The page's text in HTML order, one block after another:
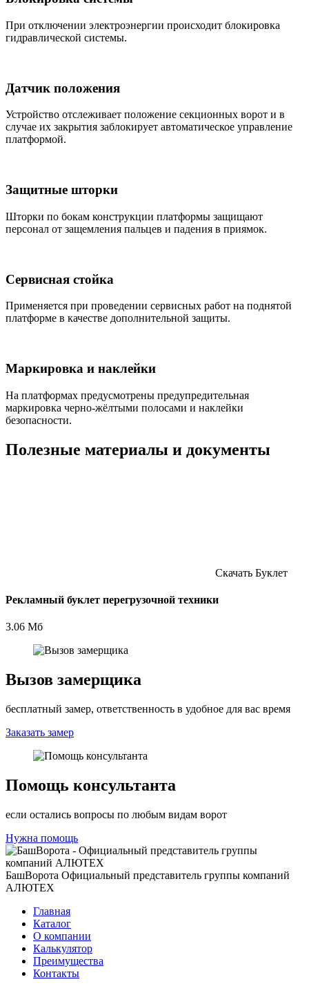
При отключении электроэнергии происходит блокировка
гидравлической системы.
Датчик положения
Устройство отслеживает положение секционных ворот и в
случае их закрытия заблокирует автоматическое управление
платформой.
Защитные шторки
Шторки по бокам конструкции платформы защищают
персонал от защемления пальцев и падения в приямок.
Сервисная стойка
Применяется при проведении сервисных работ на поднятой
платформе в качестве дополнительной защиты.
Маркировка и наклейки
На платформах предусмотрены предупредительная
маркировка черно-жёлтыми полосами и наклейки
безопасности.
Полезные материалы и документы
Скачать Буклет
Рекламный буклет перегрузочной техники
3.06 Мб
Вызов замерщика
бесплатный замер, ответственность в удобное для вас время
Заказать замер
Помощь консультанта
если остались вопросы по любым видам ворот
Нужна помощь
БашВорота Официальный представитель группы компаний
АЛЮТЕХ
Главная
Каталог
О компании
Калькулятор
Преимущества
Контакты